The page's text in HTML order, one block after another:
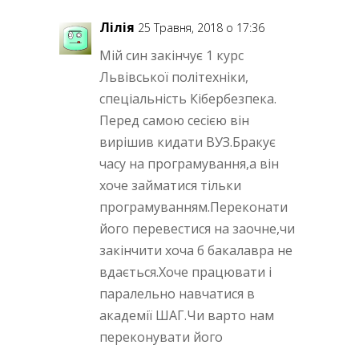
Лілія 25 Травня, 2018 о 17:36
Мій син закінчує 1 курс
Львівської політехніки,
спеціальність Кібербезпека.
Перед самою сесією він
вирішив кидати ВУЗ.Бракує
часу на програмування,а він
хоче займатися тільки
програмуванням.Переконати
його перевестися на заочне,чи
закінчити хоча б бакалавра не
вдається.Хоче працювати і
паралельно навчатися в
академії ШАГ.Чи варто нам
переконувати його